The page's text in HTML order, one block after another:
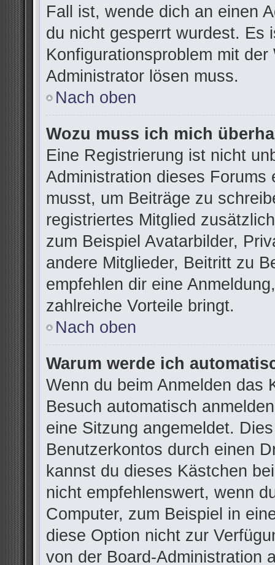
Fall ist, wende dich an einen
du nicht gesperrt wurdest. Es
Konfigurationsproblem mit
Administrator lösen muss.
Nach oben
Wozu muss ich mich
Eine Registrierung ist nicht
Administration dieses
musst, um Beiträge zu
registriertes Mitglied
zum Beispiel Avatarbilder,
andere Mitglieder, Beitritt zu
empfehlen dir eine
zahlreiche Vorteile bringt.
Nach oben
Warum werde ich
Wenn du beim Anmelden das
Besuch automatisch
eine Sitzung angemeldet.
Benutzerkontos durch einen
kannst du dieses Kästchen
nicht empfehlenswert, wenn
Computer, zum Beispiel in
diese Option nicht zur
von der Board-Administration